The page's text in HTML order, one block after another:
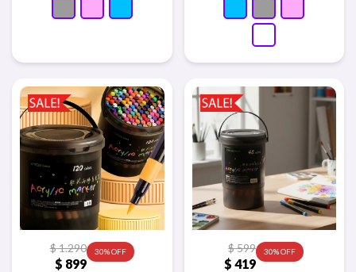
$ 899
$1.290 30
$ 419
$599 30